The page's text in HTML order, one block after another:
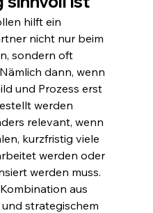
hilft ein
nicht nur beim
sondern oft
dann, wenn
und Prozess erst
werden
relevant, wenn
kurzfristig viele
werden oder
werden muss.
aus
strategischem